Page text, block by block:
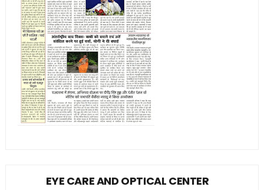
EYE CARE AND OPTICAL CENTER